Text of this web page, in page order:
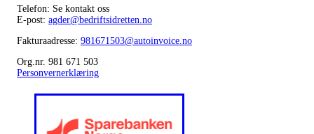
Telefon: Se kontakt oss
E-post: agder@bedriftsidretten.no
Fakturaadresse: 981671503@autoinvoice.no
Org.nr. 981 671 503
Personvernerklæring